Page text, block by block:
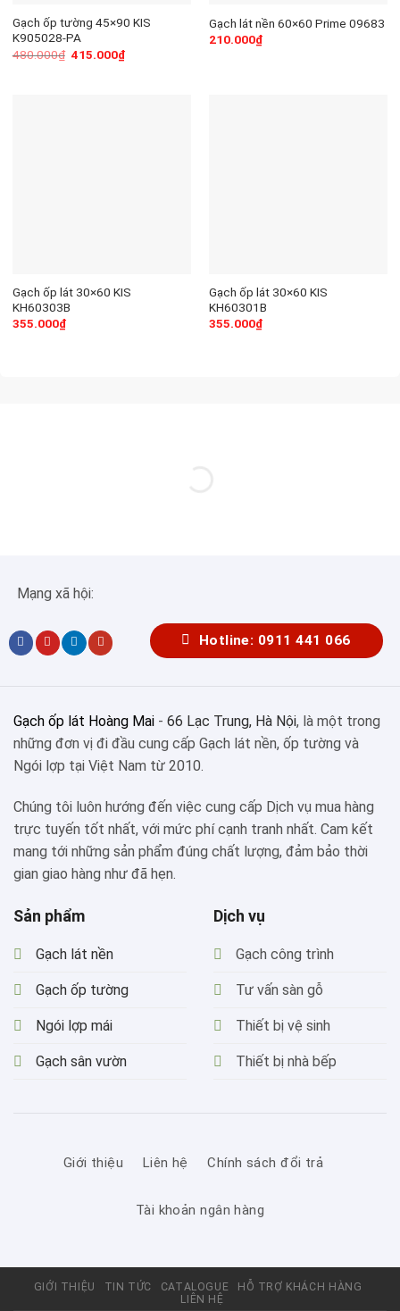
Gạch ốp tường 45×90 KIS
K905028-PA
480.000₫ 415.000₫
Gạch lát nền 60×60 Prime 09683
210.000₫
Gạch ốp lát 30×60 KIS
KH60303B
355.000₫
Gạch ốp lát 30×60 KIS
KH60301B
355.000₫
Mạng xã hội:
Hotline: 0911 441 066
Gạch ốp lát Hoàng Mai - 66 Lạc Trung, Hà Nội, là một trong
những đơn vị đi đầu cung cấp Gạch lát nền, ốp tường và
Ngói lợp tại Việt Nam từ 2010.
Chúng tôi luôn hướng đến việc cung cấp Dịch vụ mua hàng
trực tuyến tốt nhất, với mức phí cạnh tranh nhất. Cam kết
mang tới những sản phẩm đúng chất lượng, đảm bảo thời
gian giao hàng như đã hẹn.
Sản phẩm
Gạch lát nền
Gạch ốp tường
Ngói lợp mái
Gạch sân vườn
Dịch vụ
Gạch công trình
Tư vấn sàn gỗ
Thiết bị vệ sinh
Thiết bị nhà bếp
Giới thiệu Liên hệ Chính sách đổi trả
Tài khoản ngân hàng
GIỚI THIỆU TIN TỨC CATALOGUE
HỖ TRỢ KHÁCH HÀNG
LIÊN HỆ